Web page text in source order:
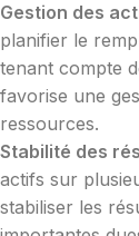
Gestion des
planifier le
tenant compte
favorise une
ressources.
Stabilité des
actifs sur
stabiliser les